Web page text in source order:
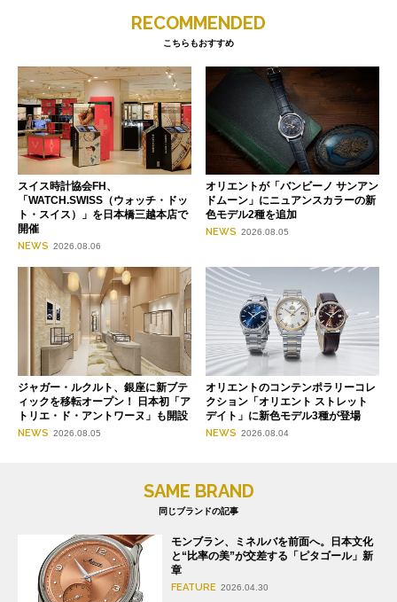
RECOMMENDED
こちらもおすすめ
スイス時計協会FH、
「WATCH.SWISS（ウォッチ・ドッ
ト・スイス）」を日本橋三越本店で
開催
NEWS 2026.08.06
オリエントが「バンビーノ サンアン
ドムーン」にニュアンスカラーの新
色モデル2種を追加
NEWS 2026.08.05
ジャガー・ルクルト、銀座に新ブテ
ィックを移転オープン！ 日本初「ア
トリエ・ド・アントワーヌ」も開設
NEWS 2026.08.05
オリエントのコンテンポラリーコレ
クション「オリエント ストレット
デイト」に新色モデル3種が登場
NEWS 2026.08.04
SAME BRAND
同じブランドの記事
モンブラン、ミネルバを前面へ。日本文化
と“比率の美”が交差する「ピタゴール」新
章
FEATURE 2026.04.30